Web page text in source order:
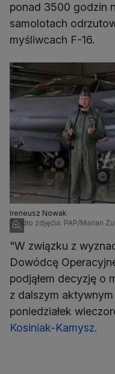
ponad 3500 godzin
samolotach
myśliwcach F-16.
Ireneusz Nowak
Źródło zdjęcia: PAP/Marian
"W związku z
Dowódcę
podjąłem decyzję o
z dalszym
poniedziałek
Kosiniak-Kamysz.